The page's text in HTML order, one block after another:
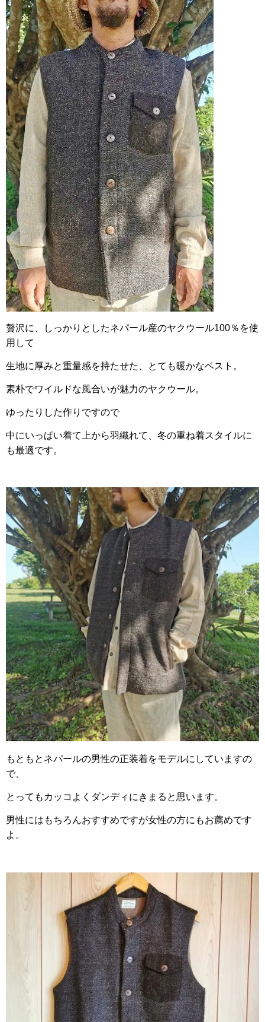
贅沢に、しっかりとしたネパール産のヤクウール100％を使
用して
生地に厚みと重量感を持たせた、とても暖かなベスト。
素朴でワイルドな風合いが魅力のヤクウール。
ゆったりした作りですので
中にいっぱい着て上から羽織れて、冬の重ね着スタイルに
も最適です。
もともとネパールの男性の正装着をモデルにしていますの
で、
とってもカッコよくダンディにきまると思います。
男性にはもちろんおすすめですが女性の方にもお薦めです
よ。